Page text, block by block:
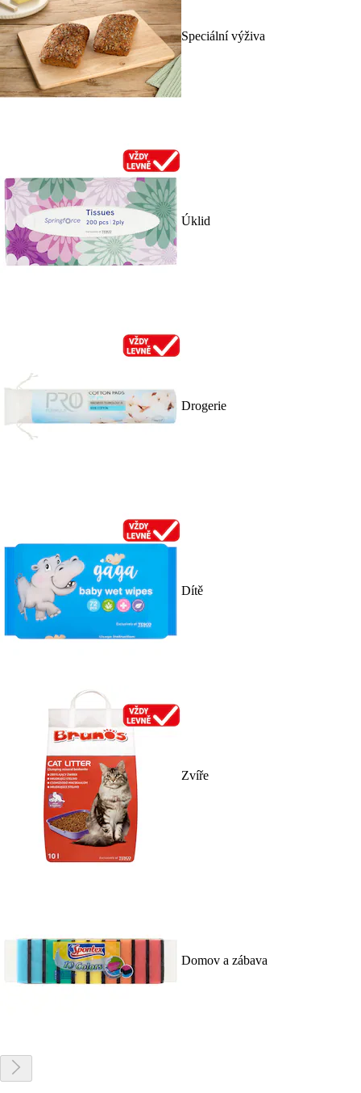
Speciální výživa
Úklid
Drogerie
Dítě
Zvíře
Domov a zábava